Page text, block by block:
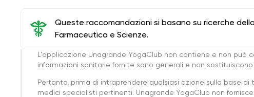
Queste raccomandazioni si basano su ricerche
Farmaceutica e Scienze.
L'applicazione Unagrande YogaClub non contiene e non può
informazioni sanitarie fornite sono generali e non
Pertanto, prima di intraprendere qualsiasi azione sulla base
medici specialisti pertinenti. Unagrande YogaClub non